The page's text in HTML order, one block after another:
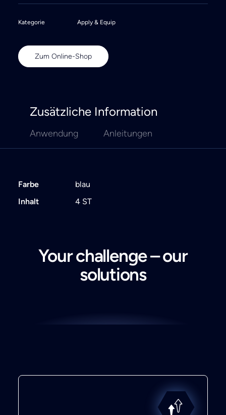
Kategorie Apply & Equip
Zum Online-Shop
Zusätzliche Information
Anwendung Anleitungen
Farbe
blau
Inhalt
4 ST
Your challenge – our
solutions